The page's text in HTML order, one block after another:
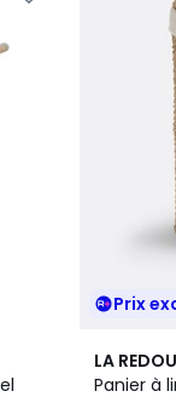
Prix
LA
Panier à
5
/